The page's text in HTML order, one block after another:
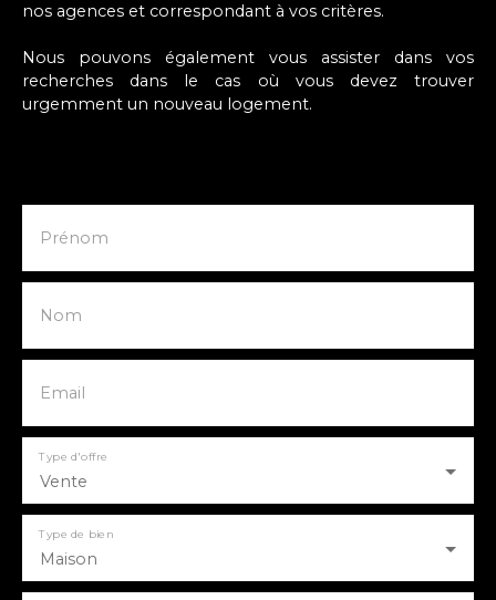
nos agences et correspondant à vos critères.
Nous pouvons également vous assister dans vos
recherches dans le cas où vous devez trouver
urgemment un nouveau logement.
Prénom
Nom
Email
Vente
Type d'offre
Maison
Type de bien